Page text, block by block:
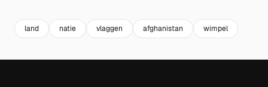
land natie vlaggen afghanistan wimpel